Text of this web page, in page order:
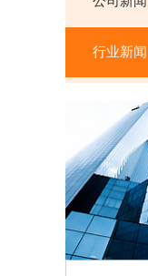
行业新闻